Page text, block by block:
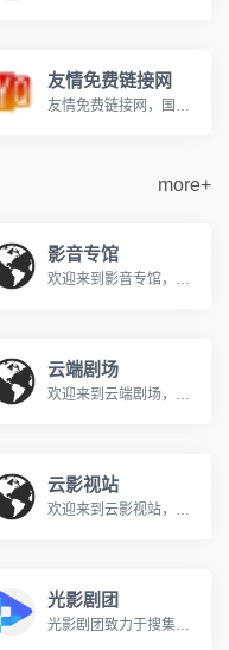
友情免费链接网
友情免费链接网，国内访问量很高的友情链接网。免费发布友情链接收录信息的开放平台。
more+
影音专馆
欢迎来到影音专馆，您的私人免费在线影院。我们提供海量高清电影、电视剧、综艺、动漫及短剧资源，全部支持免费在线观看。在影音专馆，享受无广告、高清流畅的极致观影体验，每日同步更新，是您网络追剧的不二之选。
云端剧场
欢迎来到云端剧场，您的私人免费在线影院。我们提供海量高清电影、电视剧、综艺、动漫及短剧资源，全部支持免费在线观看。在云端剧场，享受无广告、高清流畅的极致观影体验，每日同步更新，是您网络追剧的不二之选。
云影视站
欢迎来到云影视站，您的私人免费在线影院。我们提供海量高清电影、电视剧、综艺、动漫及短剧资源，全部支持免费在线观看。在云影视站，享受无广告、高清流畅的极致观影体验，每日同步更新，是您网络追剧的不二之选。
光影剧团
光影剧团致力于搜集全网最新、最热的电影与电视剧资源，为广大影迷提供完全免费、无广告的在线观看服务。我们及时收录高清大片，让您轻松畅享极致的观影体验。